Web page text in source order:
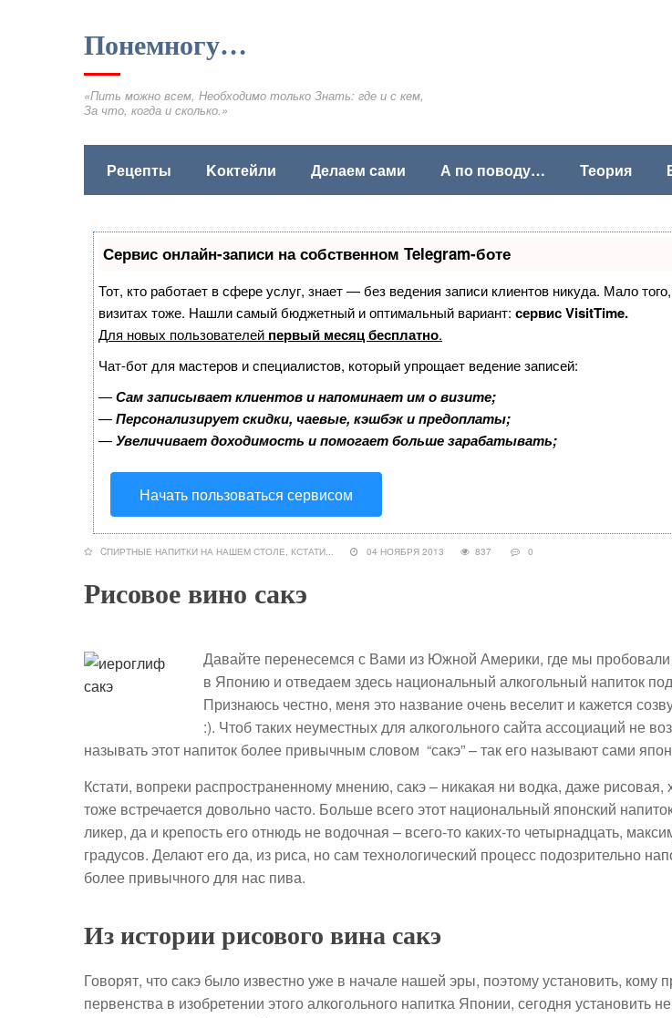
Понемногу…
«Пить можно всем, Необходимо только Знать: где и с кем,
За что, когда и сколько.»
Рецепты Kоктейли Делаем сами А по поводу… Теория
Сервис онлайн-записи на собственном Telegram-боте
Тот, кто работает в сфере услуг, знает — без ведения записи клиентов никуда. Мало
визитах тоже. Нашли самый бюджетный и оптимальный вариант: сервис VisitTime.
Для новых пользователей первый месяц бесплатно.
Чат-бот для мастеров и специалистов, который упрощает ведение записей:
—Сам записывает клиентов и напоминает им о визите;
—Персонализирует скидки, чаевые, кэшбэк и предоплаты;
—Увеличивает доходимость и помогает больше зарабатывать;
Начать пользоваться сервисом
CПИРТНЫЕ НАПИТКИ НА НАШЕМ СТОЛЕ, КСТАТИ... 04 НОЯБРЯ 2013 837 0
Рисовое вино сакэ
Давайте перенесемся с Вами из Южной Америки, где мы пробовали
в Японию и отведаем здесь национальный алкогольный напиток
Признаюсь честно, меня это название очень веселит и кажется
:). Чтоб таких неуместных для алкогольного сайта ассоциаций не
называть этот напиток более привычным словом “сакэ” – так его называют сами
Кстати, вопреки распространенному мнению, сакэ – никакая ни водка, даже рисовая,
тоже встречается довольно часто. Больше всего этот национальный японский
ликер, да и крепость его отнюдь не водочная – всего-то каких-то четырнадцать,
градусов. Делают его да, из риса, но сам технологический процесс подозрительно
более привычного для нас пива.
Из истории рисового вина сакэ
Говорят, что сакэ было известно уже в начале нашей эры, поэтому установить, кому
первенства в изобретении этого алкогольного напитка Японии, сегодня установить